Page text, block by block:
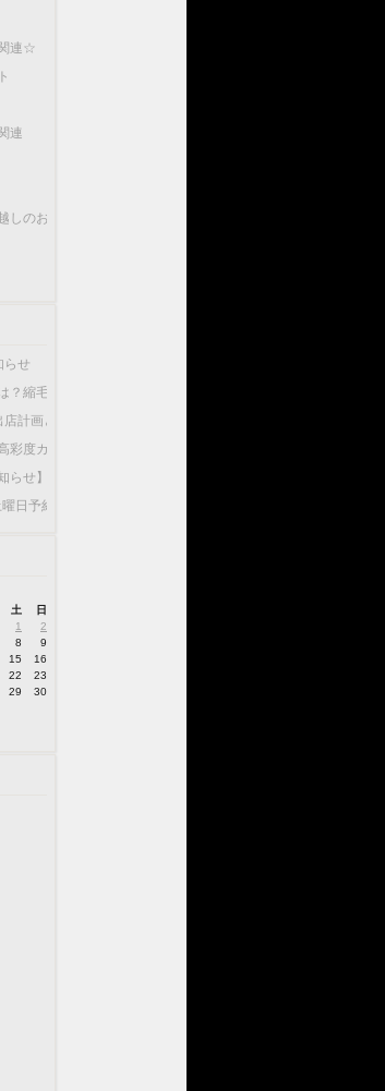
連☆
連
しのお客様へ…
らせ
？縮毛矯正との違いやU-tractの酸性ストレートが選ばれている
店計画と今後の渡辺の出勤店舗について】
彩度カラー」が人気！大人女性が選ぶこの夏最旬のヘアカラー
らせ】10月1日から新店舗U-tractNorthGardenへ異動いたしま
日予約が可能になりました！
土 日
1
2
8
9
15
16
22
23
29
30